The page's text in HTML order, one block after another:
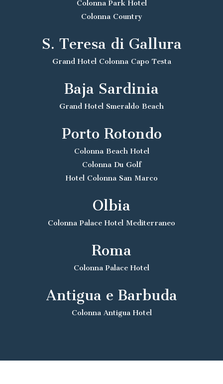
Colonna Park Hotel
Colonna Country
S. Teresa di Gallura
Grand Hotel Colonna Capo Testa
Baja Sardinia
Grand Hotel Smeraldo Beach
Porto Rotondo
Colonna Beach Hotel
Colonna Du Golf
Hotel Colonna San Marco
Olbia
Colonna Palace Hotel Mediterraneo
Roma
Colonna Palace Hotel
Antigua e Barbuda
Colonna Antigua Hotel